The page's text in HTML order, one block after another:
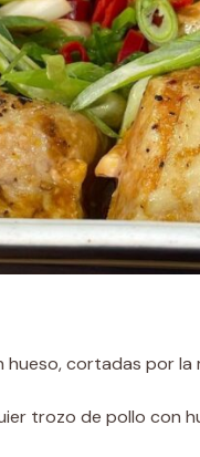
hueso, cortadas por la
trozo de pollo con